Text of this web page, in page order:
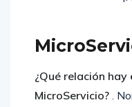
¿Qué relación hay
MicroServicio? .